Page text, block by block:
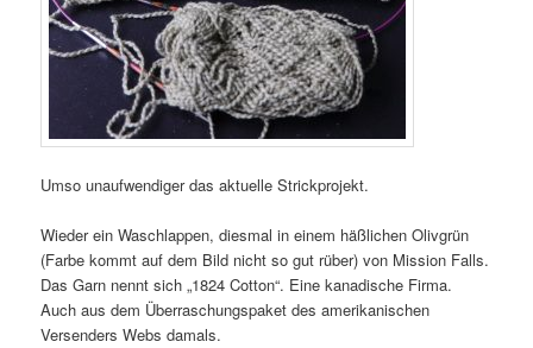
Umso unaufwendiger das aktuelle Strickprojekt.
Wieder ein Waschlappen, diesmal in einem häßlichen Olivgrün
(Farbe kommt auf dem Bild nicht so gut rüber) von Mission Falls.
Das Garn nennt sich „1824 Cotton“. Eine kanadische Firma.
Auch aus dem Überraschungspaket des amerikanischen
Versenders Webs damals.